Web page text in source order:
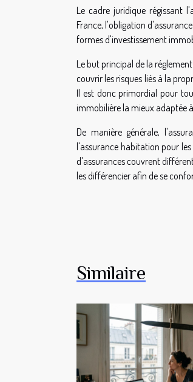
Le cadre juridique régissant
France, l'obligation
formes d'investissement
Le but principal de la
couvrir les risques liés à la
Il est donc primordial pour
immobilière la mieux adaptée
De manière générale,
l'assurance habitation pour
d'assurances couvrent
les différencier afin de se
Similaire